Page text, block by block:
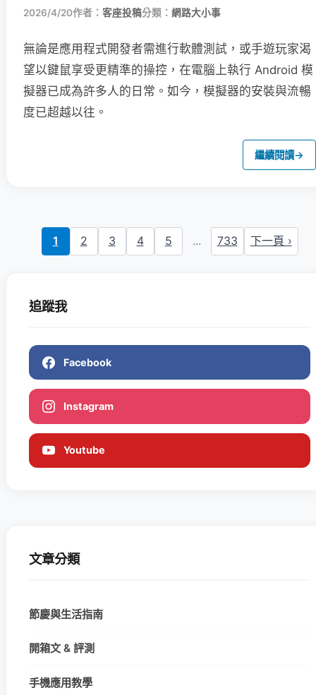
2026/4/20作者： 客座投稿分類： 網路大小事
無論是應用程式開發者需進行軟體測試，或手遊玩家渴
望以鍵鼠享受更精準的操控，在電腦上執行 Android 模
擬器已成為許多人的日常。如今，模擬器的安裝與流暢
度已超越以往。
繼續閱讀→
1 2 3 4 5 ... 733 下一頁 ›
追蹤我
Facebook
Instagram
Youtube
文章分類
節慶與生活指南
開箱文 & 評測
手機應用教學